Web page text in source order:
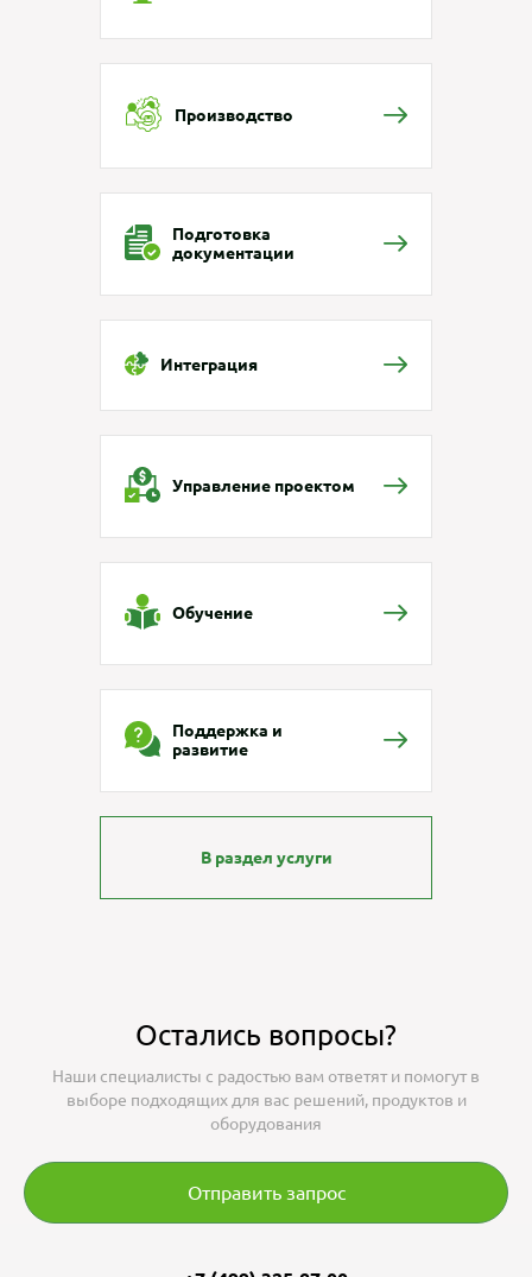
Производство
Подготовка
документации
Интеграция
Управление проектом
Обучение
Поддержка и
развитие
В раздел услуги
Остались вопросы?
Наши специалисты с радостью вам ответят и помогут в
выборе подходящих для вас решений, продуктов и
оборудования
Отправить запрос